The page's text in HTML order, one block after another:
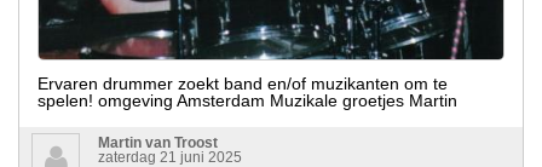
Ervaren drummer zoekt band en/of muzikanten om te
spelen! omgeving Amsterdam Muzikale groetjes Martin
Martin van Troost
zaterdag 21 juni 2025